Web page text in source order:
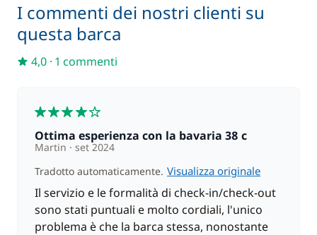
I commenti dei nostri clienti su
questa barca
4,0 · 1 commenti
Ottima esperienza con la bavaria 38 c
Martin
set 2024
Tradotto automaticamente. Visualizza originale
Il servizio e le formalità di check-in/check-out
sono stati puntuali e molto cordiali, l'unico
problema è che la barca stessa, nonostante